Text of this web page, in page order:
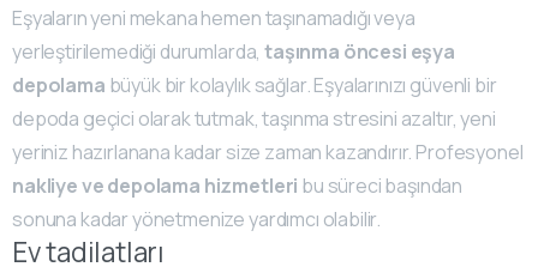
Eşyaların yeni mekana hemen taşınamadığı veya
yerleştirilemediği durumlarda,taşınma öncesi eşya
depolama büyük bir kolaylık sağlar. Eşyalarınızı güvenli bir
depoda geçici olarak tutmak, taşınma stresini azaltır, yeni
yeriniz hazırlanana kadar size zaman kazandırır. Profesyonel
nakliye ve depolama hizmetleri bu süreci başından
sonuna kadar yönetmenize yardımcı olabilir.
Ev tadilatları